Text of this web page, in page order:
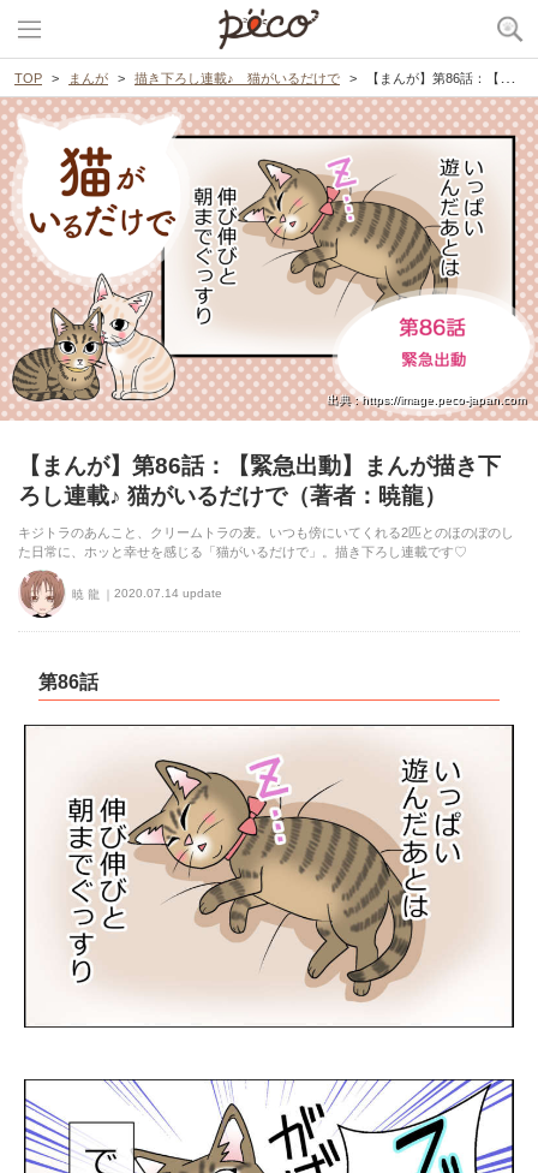
TOP まんが 描き下ろし連載♪ 猫がいるだけで 【まんが】第86話：【緊急出動】まんが描き下ろし連載♪ 猫がいるだけで（著者：暁龍）
出典 : https://image.peco-japan.com
【まんが】第86話：【緊急出動】まんが描き下
ろし連載♪ 猫がいるだけで（著者：暁龍）
キジトラのあんこと、クリームトラの麦。いつも傍にいてくれる2匹とのほのぼのし
た日常に、ホッと幸せを感じる「猫がいるだけで」。描き下ろし連載です♡
暁 龍 2020.07.14 update
第86話